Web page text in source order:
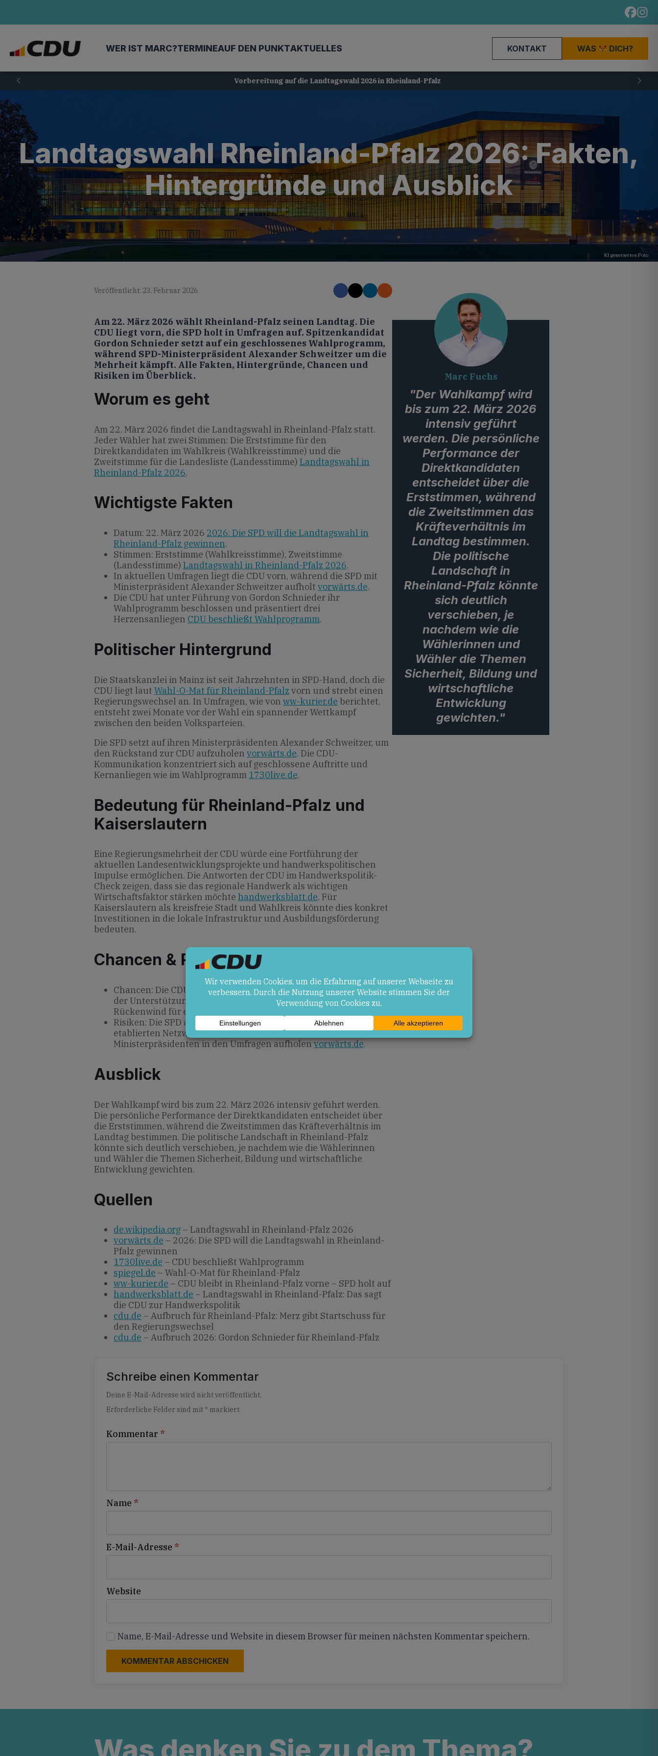
WER IST MARC?TERMINEAUF DEN PUNKTAKTUELLES KONTAKT WAS DICH?
Vorbereitung auf die Landtagswahl 2026 in Rheinland-Pfalz
Landtagswahl Rheinland-Pfalz 2026: Fakten,
Hintergründe und Ausblick
KI generiertes Foto
Veröffentlicht: 23. Februar 2026
Am 22. März 2026 wählt Rheinland-Pfalz seinen Landtag. Die
CDU liegt vorn, die SPD holt in Umfragen auf. Spitzenkandidat
Gordon Schnieder setzt auf ein geschlossenes Wahlprogramm,
während SPD-Ministerpräsident Alexander Schweitzer um die
Mehrheit kämpft. Alle Fakten, Hintergründe, Chancen und
Risiken im Überblick.
Worum es geht
Am 22. März 2026 findet die Landtagswahl in Rheinland-Pfalz statt.
Jeder Wähler hat zwei Stimmen: Die Erststimme für den
Direktkandidaten im Wahlkreis (Wahlkreisstimme) und die
Zweitstimme für die Landesliste (Landesstimme) Landtagswahl in
Rheinland-Pfalz 2026.
Wichtigste Fakten
Datum: 22. März 2026 2026: Die SPD will die Landtagswahl in
Rheinland-Pfalz gewinnen.
Stimmen: Erststimme (Wahlkreisstimme), Zweitstimme
(Landesstimme) Landtagswahl in Rheinland-Pfalz 2026.
In aktuellen Umfragen liegt die CDU vorn, während die SPD mit
Ministerpräsident Alexander Schweitzer aufholt vorwärts.de.
Die CDU hat unter Führung von Gordon Schnieder ihr
Wahlprogramm beschlossen und präsentiert drei
Herzensanliegen CDU beschließt Wahlprogramm.
Politischer Hintergrund
Die Staatskanzlei in Mainz ist seit Jahrzehnten in SPD-Hand, doch die
CDU liegt laut Wahl-O-Mat für Rheinland-Pfalz vorn und strebt einen
Regierungswechsel an. In Umfragen, wie von ww-kurier.de berichtet,
entsteht zwei Monate vor der Wahl ein spannender Wettkampf
zwischen den beiden Volksparteien.
Die SPD setzt auf ihren Ministerpräsidenten Alexander Schweitzer, um
den Rückstand zur CDU aufzuholen vorwärts.de. Die CDU-
Kommunikation konzentriert sich auf geschlossene Auftritte und
Kernanliegen wie im Wahlprogramm 1730live.de.
Bedeutung für Rheinland-Pfalz und
Kaiserslautern
Eine Regierungsmehrheit der CDU würde eine Fortführung der
aktuellen Landesentwicklungsprojekte und handwerkspolitischen
Impulse ermöglichen. Die Antworten der CDU im Handwerkspolitik-
Check zeigen, dass sie das regionale Handwerk als wichtigen
Wirtschaftsfaktor stärken möchte handwerksblatt.de. Für
Kaiserslautern als kreisfreie Stadt und Wahlkreis könnte dies konkret
Investitionen in die lokale Infrastruktur und Ausbildungsförderung
bedeuten.
Chancen & Risiken
Chancen: Die CDU profitiert von einem geschlossenen Auftreten,
der Unterstützung durch den Bundeskanzler und politischem
Rückenwind für einen Regierungswechsel
Risiken: Die SPD als Regierungspartei in Mainz kann mit
etablierten Netzwerken und dem Rückhalt ihres
Ministerpräsidenten in den Umfragen aufholenvorwärts.de.
Ausblick
Der Wahlkampf wird bis zum 22. März 2026 intensiv geführt werden.
Die persönliche Performance der Direktkandidaten entscheidet über
die Erststimmen, während die Zweitstimmen das Kräfteverhältnis im
Landtag bestimmen. Die politische Landschaft in Rheinland-Pfalz
könnte sich deutlich verschieben, je nachdem wie die Wählerinnen
und Wähler die Themen Sicherheit, Bildung und wirtschaftliche
Entwicklung gewichten.
Quellen
de.wikipedia.org – Landtagswahl in Rheinland-Pfalz 2026
vorwärts.de – 2026: Die SPD will die Landtagswahl in Rheinland-
Pfalz gewinnen
1730live.de – CDU beschließt Wahlprogramm
spiegel.de – Wahl-O-Mat für Rheinland-Pfalz
ww-kurier.de – CDU bleibt in Rheinland-Pfalz vorne – SPD holt auf
handwerksblatt.de – Landtagswahl in Rheinland-Pfalz: Das sagt
die CDU zur Handwerkspolitik
cdu.de – Aufbruch für Rheinland-Pfalz: Merz gibt Startschuss für
den Regierungswechsel
cdu.de – Aufbruch 2026: Gordon Schnieder für Rheinland-Pfalz
Marc Fuchs
"Der Wahlkampf wird
bis zum 22. März 2026
intensiv geführt
werden. Die persönliche
Performance der
Direktkandidaten
entscheidet über die
Erststimmen, während
die Zweitstimmen das
Kräfteverhältnis im
Landtag bestimmen.
Die politische
Landschaft in
Rheinland-Pfalz könnte
sich deutlich
verschieben, je
nachdem wie die
Wählerinnen und
Wähler die Themen
Sicherheit, Bildung und
wirtschaftliche
Entwicklung
gewichten."
Schreibe einen Kommentar
Deine E-Mail-Adresse wird nicht veröffentlicht.
Erforderliche Felder sind mit * markiert
Kommentar *
Name *
E-Mail-Adresse *
Website
Name, E-Mail-Adresse und Website in diesem Browser für meinen nächsten Kommentar speichern.
Alternative: